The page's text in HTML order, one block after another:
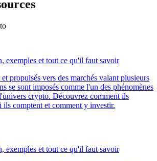
exemples et tout ce qu'il faut savoir
propulsés vers des marchés valant plusieurs
se sont imposés comme l'un des phénomènes
crypto. Découvrez comment ils
comptent et comment y investir.
exemples et tout ce qu'il faut savoir